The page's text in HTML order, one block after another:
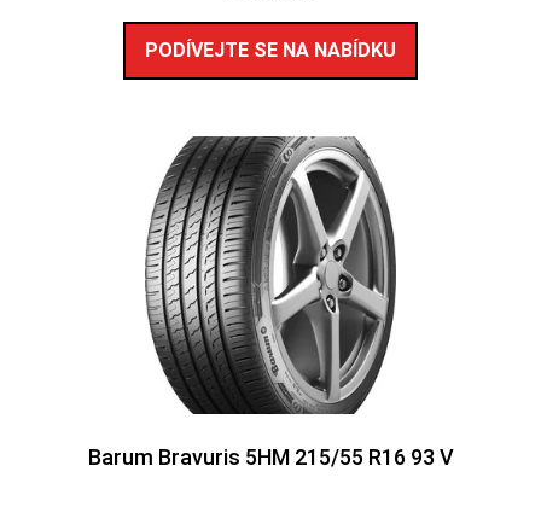
PODÍVEJTE SE NA NABÍDKU
Barum Bravuris 5HM 215/55 R16 93 V